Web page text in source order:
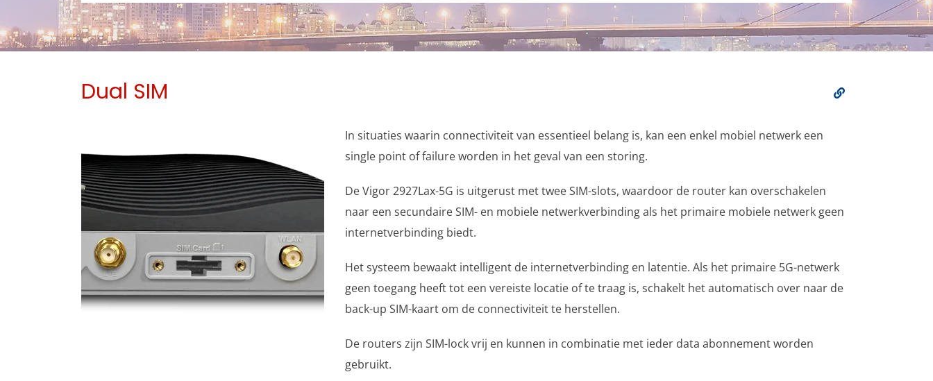
Dual SIM
In situaties waarin connectiviteit van essentieel belang is, kan een enkel mobiel netwerk een
single point of failure worden in het geval van een storing.
De Vigor 2927Lax-5G is uitgerust met twee SIM-slots, waardoor de router kan overschakelen
naar een secundaire SIM- en mobiele netwerkverbinding als het primaire mobiele netwerk geen
internetverbinding biedt.
Het systeem bewaakt intelligent de internetverbinding en latentie. Als het primaire 5G-netwerk
geen toegang heeft tot een vereiste locatie of te traag is, schakelt het automatisch over naar de
back-up SIM-kaart om de connectiviteit te herstellen.
De routers zijn SIM-lock vrij en kunnen in combinatie met ieder data abonnement worden
gebruikt.